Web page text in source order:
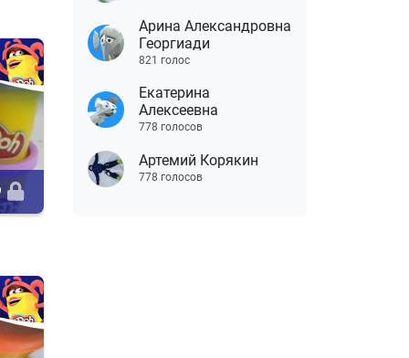
Арина Александровна
Георгиади
821 голос
Екатерина
Алексеевна
778 голосов
Артемий Корякин
778 голосов